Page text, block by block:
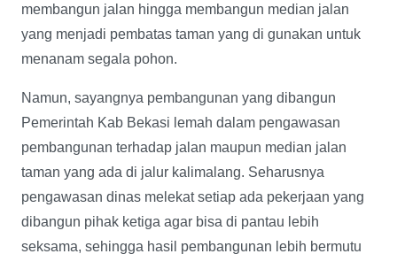
membangun jalan hingga membangun median jalan
yang menjadi pembatas taman yang di gunakan untuk
menanam segala pohon.
Namun, sayangnya pembangunan yang dibangun
Pemerintah Kab Bekasi lemah dalam pengawasan
pembangunan terhadap jalan maupun median jalan
taman yang ada di jalur kalimalang. Seharusnya
pengawasan dinas melekat setiap ada pekerjaan yang
dibangun pihak ketiga agar bisa di pantau lebih
seksama, sehingga hasil pembangunan lebih bermutu